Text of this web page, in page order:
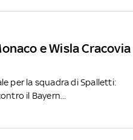
e Wisla Cracovia
per la squadra di Spalletti:
il Bayern...